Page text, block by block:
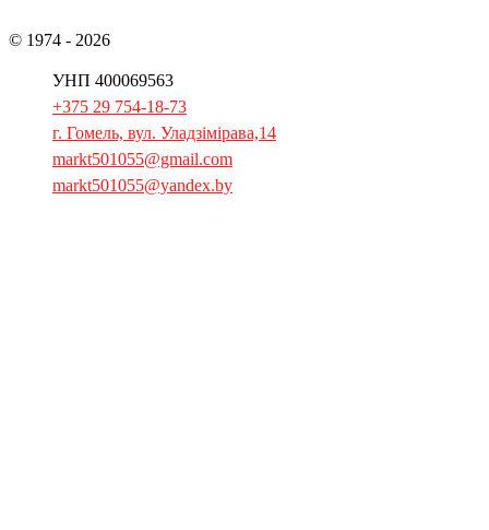
© 1974 - 2026
УНП 400069563
+375 29 754-18-73
г. Гомель, вул. Уладзімірава,14
markt501055@gmail.com
markt501055@yandex.by